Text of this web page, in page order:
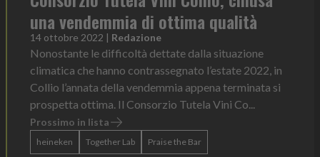
una vendemmia di ottima qualità
14 ottobre 2022 | Redazione
Nonostante le difficoltà dettate dalla situazione
climatica che hanno contrassegnato l’estate 2022, in
Collio l’annata della vendemmia appena terminata si
prospetta ottima. Il Consorzio Tutela Vini Co...
Prossimo in lista
heineken Together Lab Praise the Bar